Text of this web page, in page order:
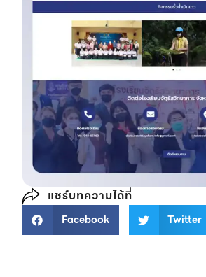
แชร์บทความได้ที่
Facebook Twitter